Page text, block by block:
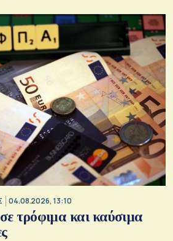
04.08.2026, 13:10
τρόφιμα και καύσιμα